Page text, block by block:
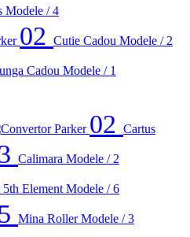
Modele / 4
02 Cutie Cadou Modele / 2
Cadou Modele / 1
02 Cartus
Calimara Modele / 2
Element Modele / 6
Mina Roller Modele / 3